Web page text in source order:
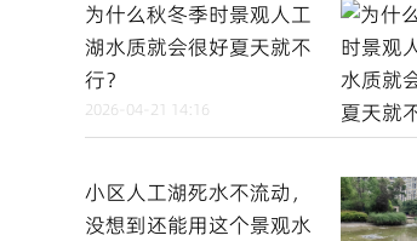
为什么秋冬季时景观人工
湖水质就会很好夏天就不
行？
2026-04-21 14:16
小区人工湖死水不流动，
没想到还能用这个景观水